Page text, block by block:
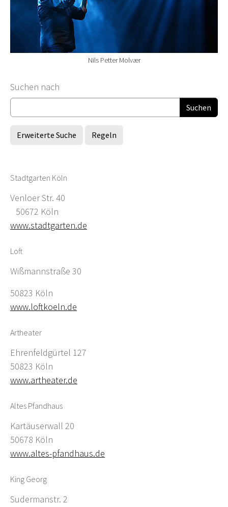
Nils Petter Molvær
Suchformular
Suchen nach
Erweiterte Suche Regeln
Stadtgarten Köln
Venloer Str. 40
50672 Köln
www.stadtgarten.de
Loft
Wißmannstraße 30
50823 Köln
www.loftkoeln.de
Artheater
Ehrenfeldgürtel 127
50823 Köln
www.artheater.de
Altes Pfandhaus
Kartäuserwall 20
50678 Köln
www.altes-pfandhaus.de
King Georg
Sudermanstr. 2